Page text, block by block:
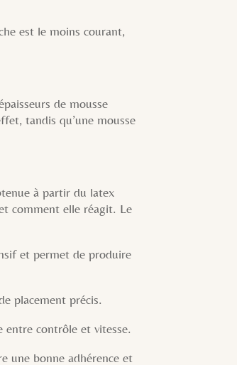
est le moins courant,
de mousse
tandis qu’une mousse
à partir du latex
comment elle réagit. Le
et permet de produire
placement précis.
contrôle et vitesse.
une bonne adhérence et